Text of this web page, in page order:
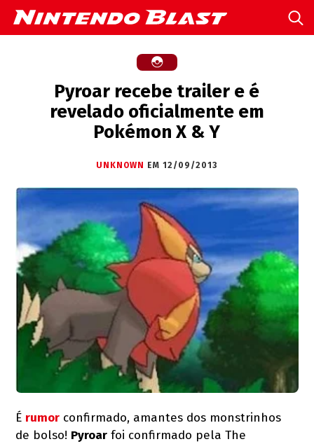
Pyroar recebe trailer e é
revelado oficialmente em
Pokémon X & Y
UNKNOWN EM 12/09/2013
É rumor confirmado, amantes dos monstrinhos
de bolso! Pyroar foi confirmado pela The